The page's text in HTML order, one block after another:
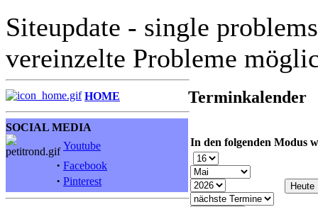
Siteupdate - single
vereinzelte Probleme
HOME
SOCIAL MEDIA
Youtube
· Facebook
· Pinterest
Terminkalender
In den folgenden Modus